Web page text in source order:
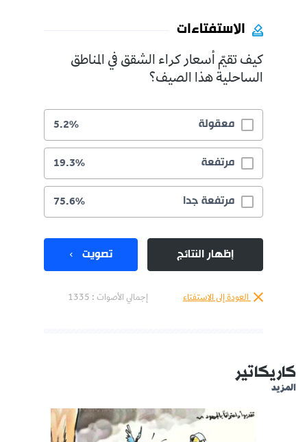
الاستفتاءات
كيف تقيّم أسعار كراء الشقق في المناطق
الساحلية هذا الصيف؟
معقولة 5.2%
مرتفعة 19.3%
مرتفعة جدا 75.6%
إظهار النتائج تصويت
العودة إلى الاستفتاء إجمالي الأصوات : 1335
كاريكاتير
المزيد